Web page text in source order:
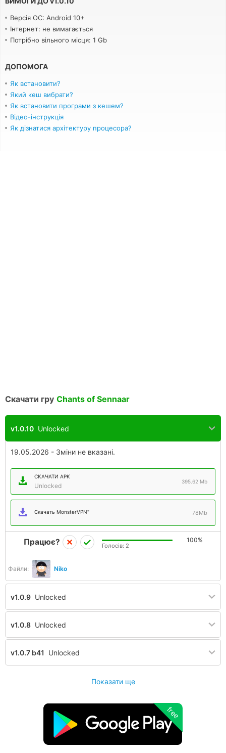
Версія ОС: Android 10+
Інтернет: не вимагається
Потрібно вільного місця: 1 Gb
ДОПОМОГА
Як встановити?
Який кеш вибрати?
Як встановити програми з кешем?
Відео-інструкція
Як дізнатися архітектуру процесора?
Скачати гру Chants of Sennaar
v1.0.10 Unlocked
19.05.2026 - Зміни не вказані.
СКАЧАТИ APK
Unlocked
395.62 Mb
Скачать MonsterVPN" 78Mb
Файли: Niko
Працює? 100%
Голосів: 2
v1.0.9 Unlocked
v1.0.8 Unlocked
v1.0.7 b41 Unlocked
Показати ще
free